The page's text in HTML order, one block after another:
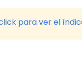
para ver el